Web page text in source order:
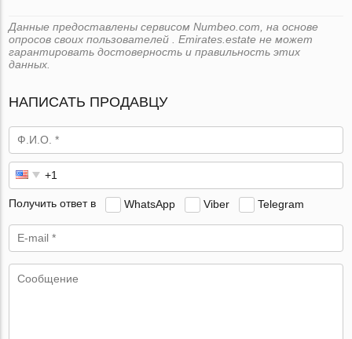
Данные предоставлены сервисом Numbeo.com, на основе
опросов своих пользователей . Emirates.estate не может
гарантировать достоверность и правильность этих
данных.
НАПИСАТЬ ПРОДАВЦУ
Получить ответ в WhatsApp Viber Telegram